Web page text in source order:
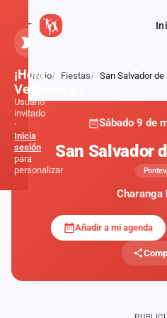
Atrás
Inicio Fiestas San Salvador
Sábado 9 de
San Salvador
Charanga
Añadir a mi agenda
¡Hola,
Verbener@!
Usuario
invitado
·
Inicia
sesión
para
personalizar
Formaciones